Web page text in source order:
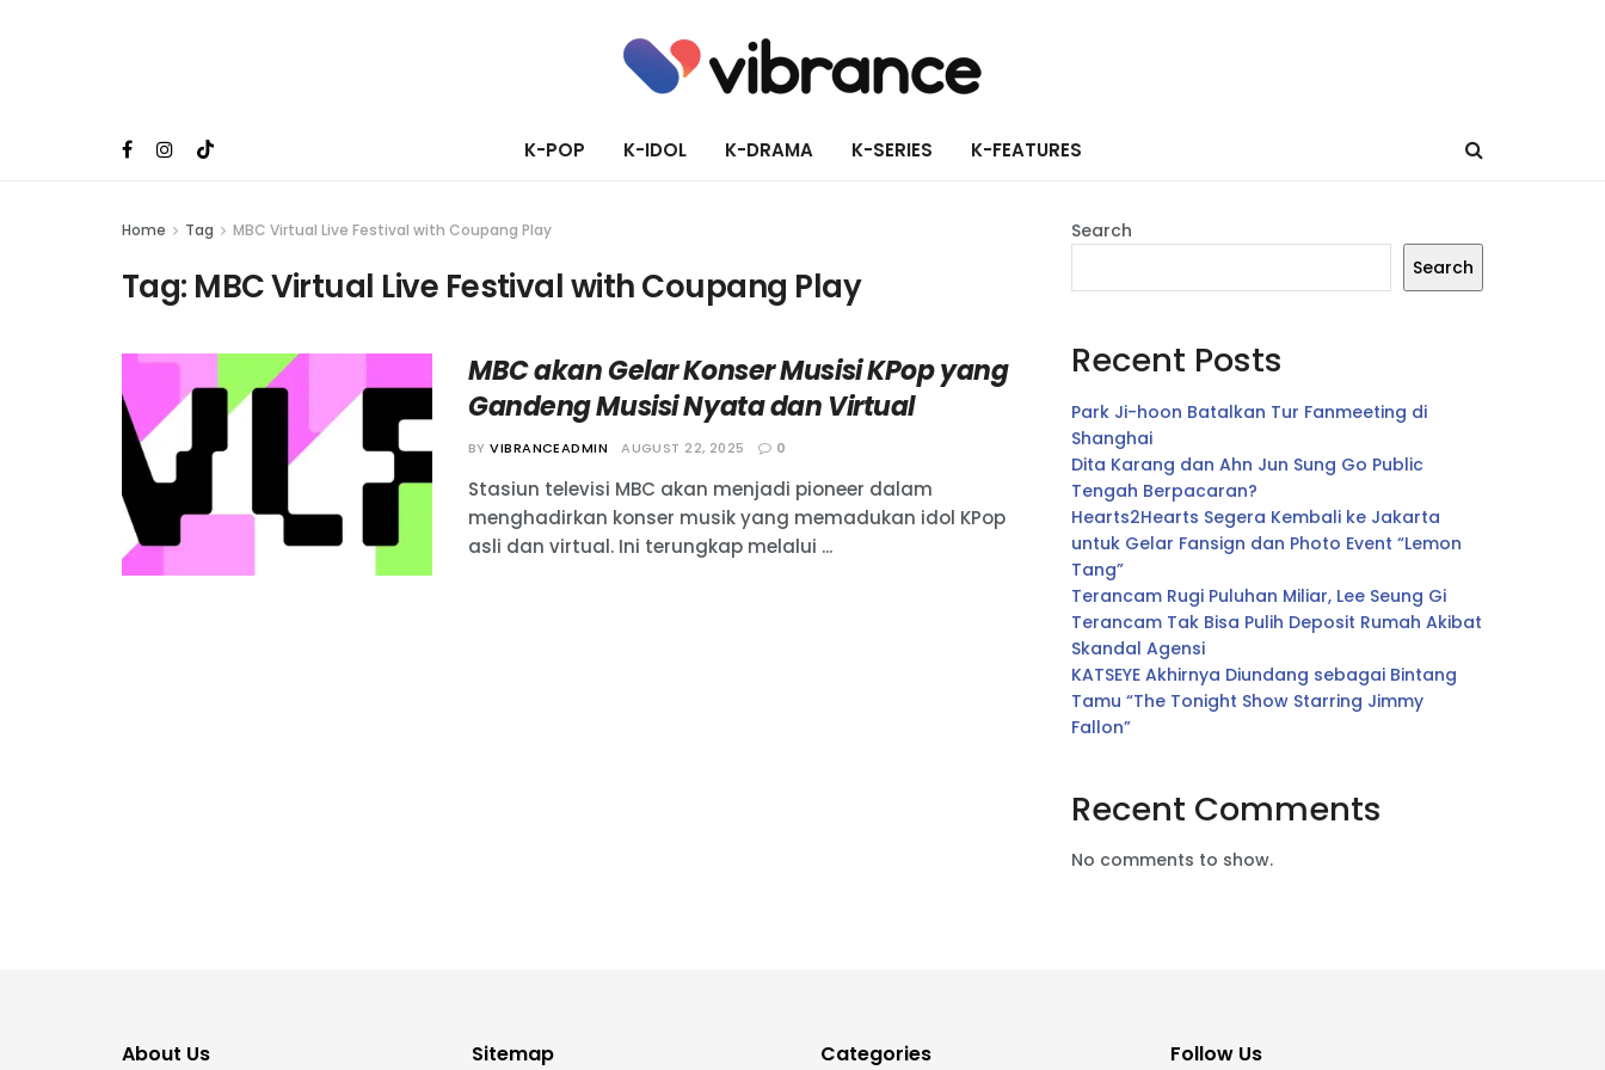
K-POP K-IDOL K-DRAMA K-SERIES K-FEATURES
Home Tag MBC Virtual Live Festival with Coupang Play
Tag: MBC Virtual Live Festival with Coupang Play
MBC akan Gelar Konser Musisi KPop yang
Gandeng Musisi Nyata dan Virtual
BY VIBRANCEADMIN AUGUST 22, 2025 0
Stasiun televisi MBC akan menjadi pioneer dalam
menghadirkan konser musik yang memadukan idol KPop
asli dan virtual. Ini terungkap melalui ...
Search
Search
Recent Posts
Park Ji-hoon Batalkan Tur Fanmeeting di
Shanghai
Dita Karang dan Ahn Jun Sung Go Public
Tengah Berpacaran?
Hearts2Hearts Segera Kembali ke Jakarta
untuk Gelar Fansign dan Photo Event “Lemon
Tang”
Terancam Rugi Puluhan Miliar, Lee Seung Gi
Terancam Tak Bisa Pulih Deposit Rumah Akibat
Skandal Agensi
KATSEYE Akhirnya Diundang sebagai Bintang
Tamu “The Tonight Show Starring Jimmy
Fallon”
Recent Comments
No comments to show.
About Us Sitemap Categories Follow Us